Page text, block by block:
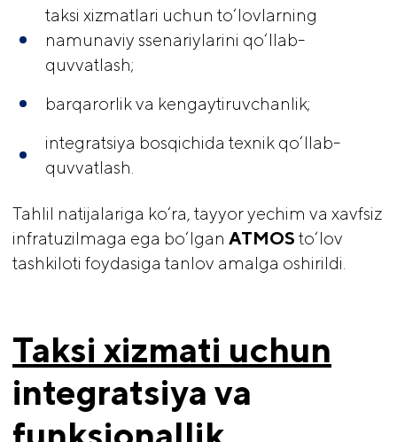
taksi xizmatlari uchun to‘lovlarning
namunaviy ssenariylarini qo‘llab-
quvvatlash;
barqarorlik va kengaytiruvchanlik;
integratsiya bosqichida texnik qo‘llab-
quvvatlash.
Tahlil natijalariga ko‘ra, tayyor yechim va xavfsiz
infratuzilmaga ega bo‘lgan ATMOS to‘lov
tashkiloti foydasiga tanlov amalga oshirildi.
Taksi xizmati uchun
integratsiya va